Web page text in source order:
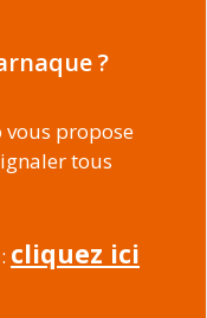
?
propose
tous
cliquez ici